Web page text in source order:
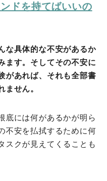
ドを持てばいいの
な具体的な不安があるか
ます。そしてその不安に
があれば、それも全部書
ません。
底には何があるかが明ら
不安を払拭するために何
スクが見えてくることも